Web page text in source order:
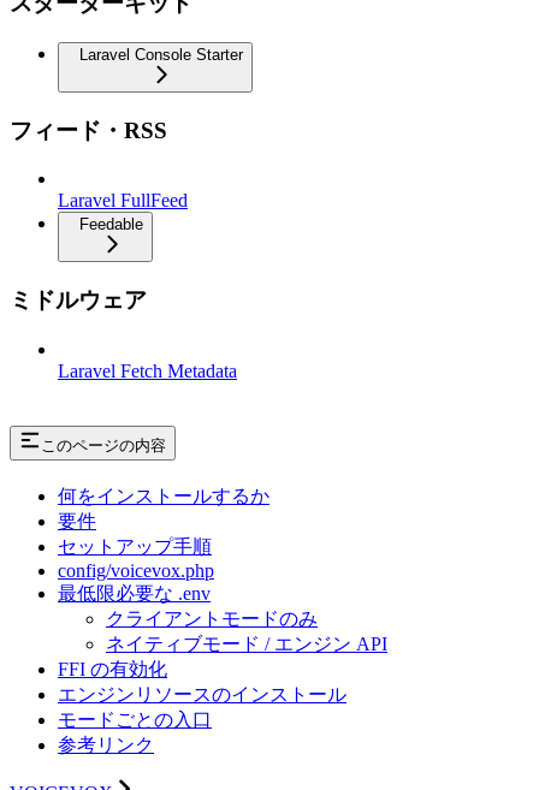
Laravel Console Starter
フィード・RSS
Laravel FullFeed
Feedable
ミドルウェア
Laravel Fetch Metadata
このページの内容
何をインストールするか
要件
セットアップ手順
config/voicevox.php
最低限必要な .env
クライアントモードのみ
ネイティブモード / エンジン API
FFI の有効化
エンジンリソースのインストール
モードごとの入口
参考リンク